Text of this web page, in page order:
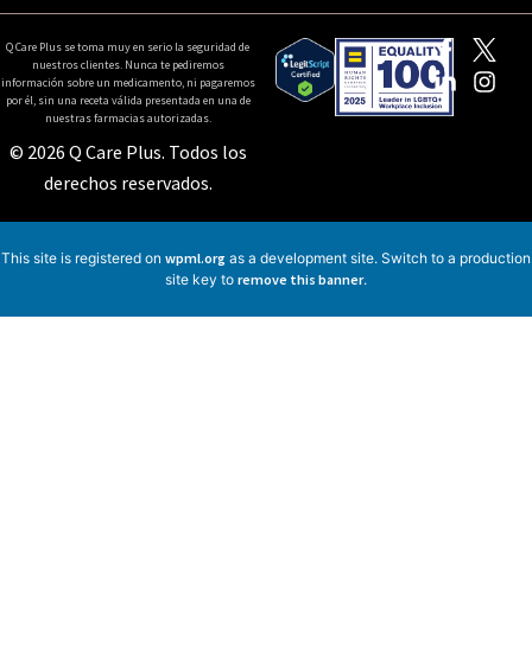
Q Care Plus se toma muy en serio la seguridad de
nuestros clientes. Nunca te pediremos
información sobre un medicamento, ni pagaremos
por él, sin una receta válida presentada en una de
nuestras farmacias autorizadas.
© 2026 Q Care Plus. Todos los
derechos reservados.
This site is registered on wpml.org as a development site. Switch to a production
site key to remove this banner.